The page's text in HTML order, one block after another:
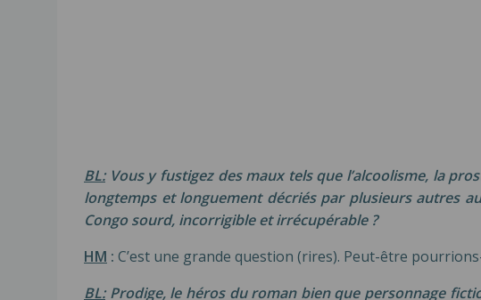
BL:Vous y fustigez des maux tels que l’alcoolisme, la
longtemps et longuement décriés par plusieurs autres
Congo sourd, incorrigible et irrécupérable ?
HM : C’est une grande question (rires). Peut-être
BL:Prodige, le héros du roman bien que personnage